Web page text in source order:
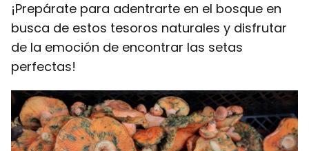
¡Prepárate para adentrarte en el bosque en
busca de estos tesoros naturales y disfrutar
de la emoción de encontrar las setas
perfectas!